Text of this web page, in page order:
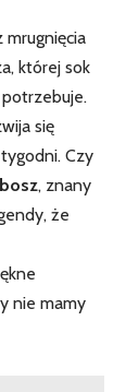
której sok
się
Czy
, znany
że
nie mamy